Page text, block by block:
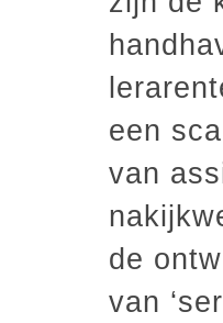
een
van
de
van